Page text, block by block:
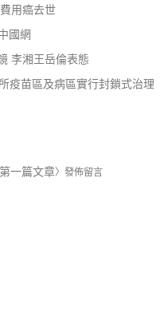
用癌去世
國網
李湘王岳倫表態
疫苗區及病區實行封鎖式治理
一篇文章〉發佈留言